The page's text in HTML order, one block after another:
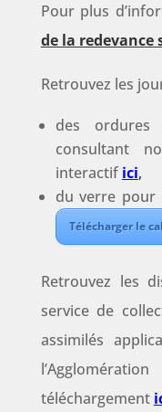
Pour plus
de la redevance
Retrouvez les
des
consultant
interactif ici,
du verre pour
Télécharger le
Retrouvez les
service de
assimilés
téléchargement